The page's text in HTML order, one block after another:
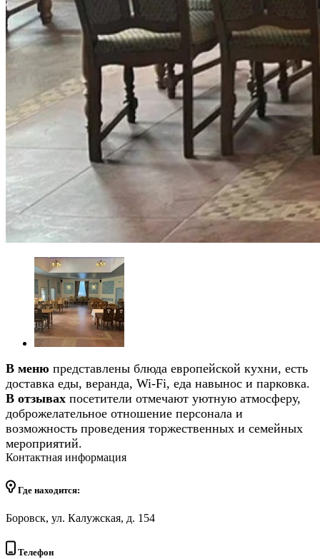
В меню представлены блюда европейской кухни, есть
доставка еды, веранда, Wi-Fi, еда навынос и парковка.
В отзывах посетители отмечают уютную атмосферу,
доброжелательное отношение персонала и
возможность проведения торжественных и семейных
мероприятий.
Контактная информация
Где находится:
Боровск, ул. Калужская, д. 154
Телефон